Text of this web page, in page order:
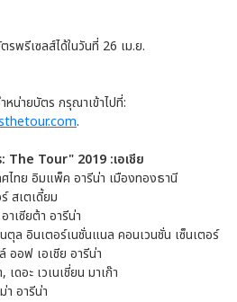
พรีเซลส์ได้ในวันที่ 26 เม.ย.
น่ายบัตร กรุณาเข้าไปที่:
.
The Tour" 2019 :เอเชีย
ไทย อิมแพ็ค อารีน่า เมืองทองธานี
สเตเดี้ยม
าเซียต้า อารีน่า
ตุล อินเตอร์เนชั่นแนล คอนเวนชั่น เซ็นเตอร์
ออฟ เอเชีย อารีน่า
ดอะ เวเนเชี่ยน มาเก๊า
า อารีน่า